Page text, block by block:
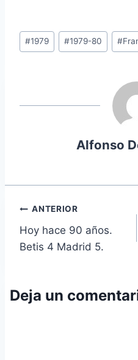
Etiquetas
de
#1979 #1979-80 #
Alfonso
Navegación
de
ANTERIOR
Hoy hace 90 años.
Betis 4 Madrid 5.
Deja un